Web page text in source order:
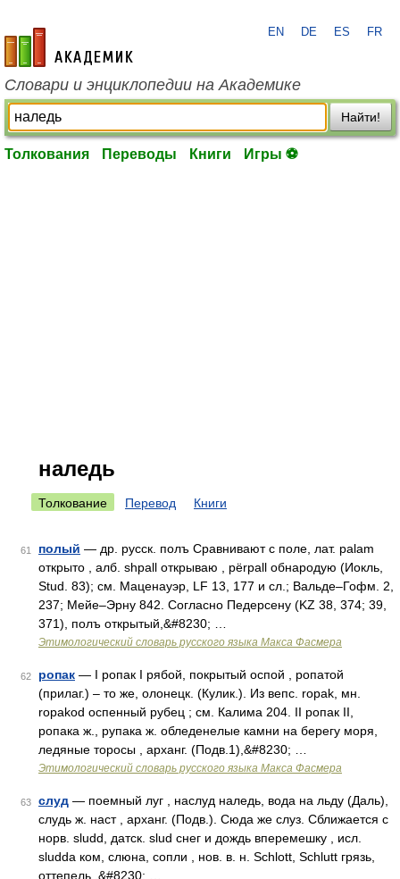
academic.ru
EN DE ES FR
Словари и энциклопедии на Академике
Найти!
Толкования Переводы Книги Игры ⚽
наледь
Толкование Перевод Книги
61 полый — др. русск. полъ Сравнивают с поле, лат. раlаm
открыто , алб. shpall открываю , рёrраll обнародую (Иокль,
Stud. 83); см. Маценауэр, LF 13, 177 и сл.; Вальде–Гофм. 2,
237; Мейе–Эрну 842. Согласно Педерсену (KZ 38, 374; 39,
371), полъ открытый,&#8230; …
Этимологический словарь русского языка Макса Фасмера
62 ропак — I ропак I рябой, покрытый оспой , ропатой
(прилаг.) – то же, олонецк. (Кулик.). Из вепс. rораk, мн.
rораkоd оспенный рубец ; см. Калима 204. II ропак II,
ропака ж., рупака ж. обледенелые камни на берегу моря,
ледяные торосы , арханг. (Подв.1),&#8230; …
Этимологический словарь русского языка Макса Фасмера
63 слуд — поемный луг , наслуд наледь, вода на льду (Даль),
слудь ж. наст , арханг. (Подв.). Сюда же слуз. Сближается с
норв. sludd, датск. slud снег и дождь вперемешку , исл.
sluddа ком, слюна, сопли , нов. в. н. Schlott, Schlutt грязь,
оттепель ,&#8230; …